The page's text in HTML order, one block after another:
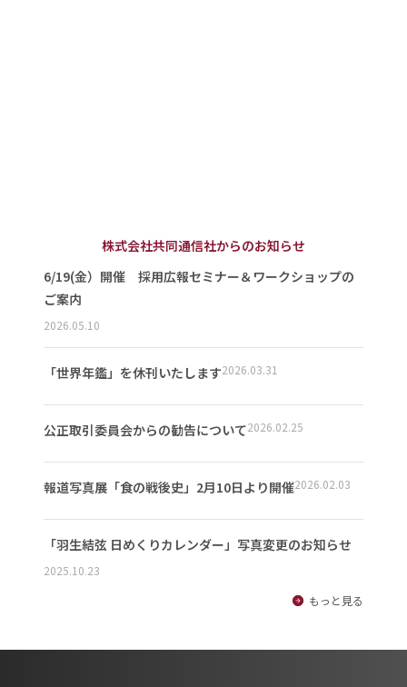
株式会社共同通信社からのお知らせ
6/19(金）開催 採用広報セミナー＆ワークショップの
ご案内
2026.05.10
「世界年鑑」を休刊いたします2026.03.31
公正取引委員会からの勧告について2026.02.25
報道写真展「食の戦後史」2月10日より開催2026.02.03
「羽生結弦 日めくりカレンダー」写真変更のお知らせ
2025.10.23
もっと見る